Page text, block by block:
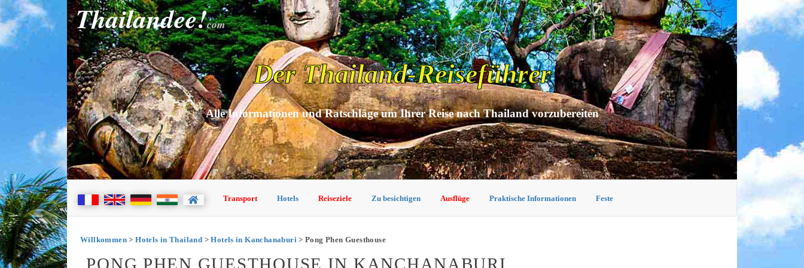
Thailandee!com
Der Thailand-Reiseführer
Alle Informationen und Ratschläge um Ihrer Reise nach Thailand vorzubereiten
Transport Hotels Reiseziele Zu besichtigen Ausflüge Praktische Informationen Feste
Willkommen>Hotels in Thailand >Hotels in Kanchanaburi> Pong Phen Guesthouse
PONG PHEN GUESTHOUSE IN KANCHANABURI